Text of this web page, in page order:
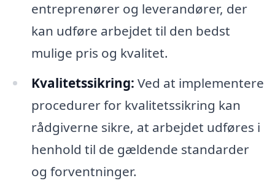
entreprenører og leverandører, der
kan udføre arbejdet til den bedst
mulige pris og kvalitet.
Kvalitetssikring: Ved at implementere
procedurer for kvalitetssikring kan
rådgiverne sikre, at arbejdet udføres i
henhold til de gældende standarder
og forventninger.